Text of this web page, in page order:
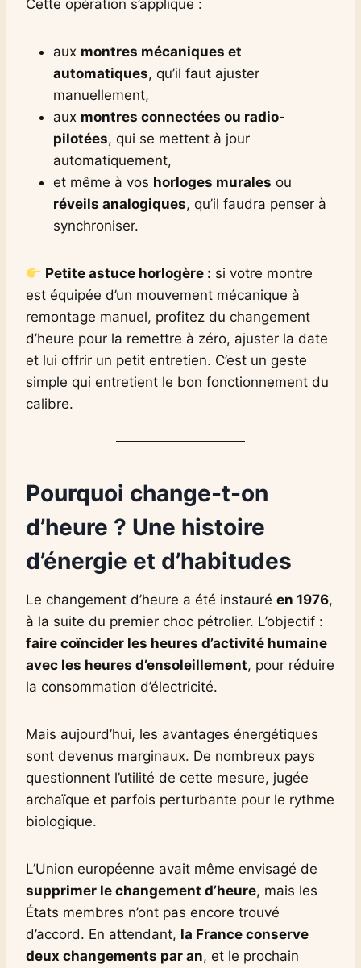
Cette opération s’applique :
aux montres mécaniques et
automatiques, qu’il faut ajuster
manuellement,
aux montres connectées ou radio-
pilotées, qui se mettent à jour
automatiquement,
et même à vos horloges murales ou
réveils analogiques, qu’il faudra penser à
synchroniser.
Petite astuce horlogère : si votre montre
est équipée d’un mouvement mécanique à
remontage manuel, profitez du changement
d’heure pour la remettre à zéro, ajuster la date
et lui offrir un petit entretien. C’est un geste
simple qui entretient le bon fonctionnement du
calibre.
Pourquoi change-t-on
d’heure ? Une histoire
d’énergie et d’habitudes
Le changement d’heure a été instauré en 1976,
à la suite du premier choc pétrolier. L’objectif :
faire coïncider les heures d’activité humaine
avec les heures d’ensoleillement, pour réduire
la consommation d’électricité.
Mais aujourd’hui, les avantages énergétiques
sont devenus marginaux. De nombreux pays
questionnent l’utilité de cette mesure, jugée
archaïque et parfois perturbante pour le rythme
biologique.
L’Union européenne avait même envisagé de
supprimer le changement d’heure, mais les
États membres n’ont pas encore trouvé
d’accord. En attendant, la France conserve
deux changements par an, et le prochain